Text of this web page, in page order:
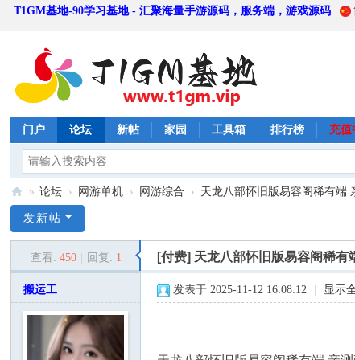
T1GM基地-90学习基地 - 汇聚海量手游源码，服务端，游戏源码
门户 论坛 新帖 家园 工具箱 排行榜 充值
1
» 论坛 › 网游单机 › 网游综合 › 天龙八部怀旧版易容阁稀有端
发新帖
查看: 450 回复: 1 [付费] 天龙八部怀旧版易容阁稀有
搬运工 发表于 2025-11-12 16:08:12 显示